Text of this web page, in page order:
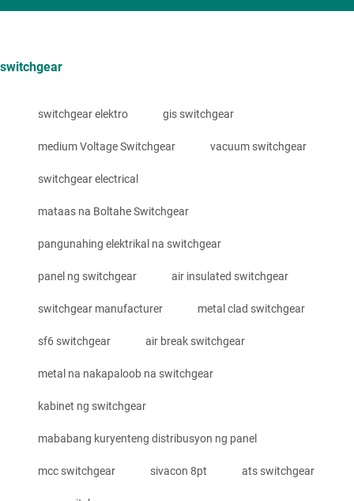
switchgear
switchgear elektro gis switchgear
medium Voltage Switchgear vacuum switchgear
switchgear electrical
mataas na Boltahe Switchgear
pangunahing elektrikal na switchgear
panel ng switchgear air insulated switchgear
switchgear manufacturer metal clad switchgear
sf6 switchgear air break switchgear
metal na nakapaloob na switchgear
kabinet ng switchgear
mababang kuryenteng distribusyon ng panel
mcc switchgear sivacon 8pt ats switchgear